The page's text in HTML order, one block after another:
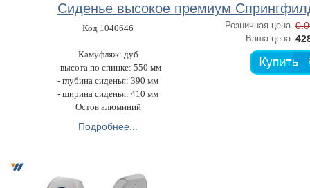
Сиденье высокое премиум
Код 1040646
Камуфляж: дуб
- высота по спинке: 550 мм
- глубина сиденья: 390 мм
- ширина сиденья: 410 мм
Остов алюминий
Подробнее...
Розничная цена
Ваша цена